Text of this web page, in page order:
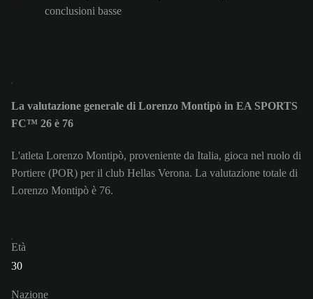
conclusioni basse
La valutazione generale di Lorenzo Montipò in EA SPORTS
FC™ 26 è 76
L'atleta Lorenzo Montipò, proveniente da Italia, gioca nel ruolo di
Portiere (POR) per il club Hellas Verona. La valutazione totale di
Lorenzo Montipò è 76.
Età
30
Nazione